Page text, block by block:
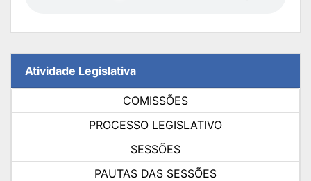
Atividade Legislativa
COMISSÕES
PROCESSO LEGISLATIVO
SESSÕES
PAUTAS DAS SESSÕES